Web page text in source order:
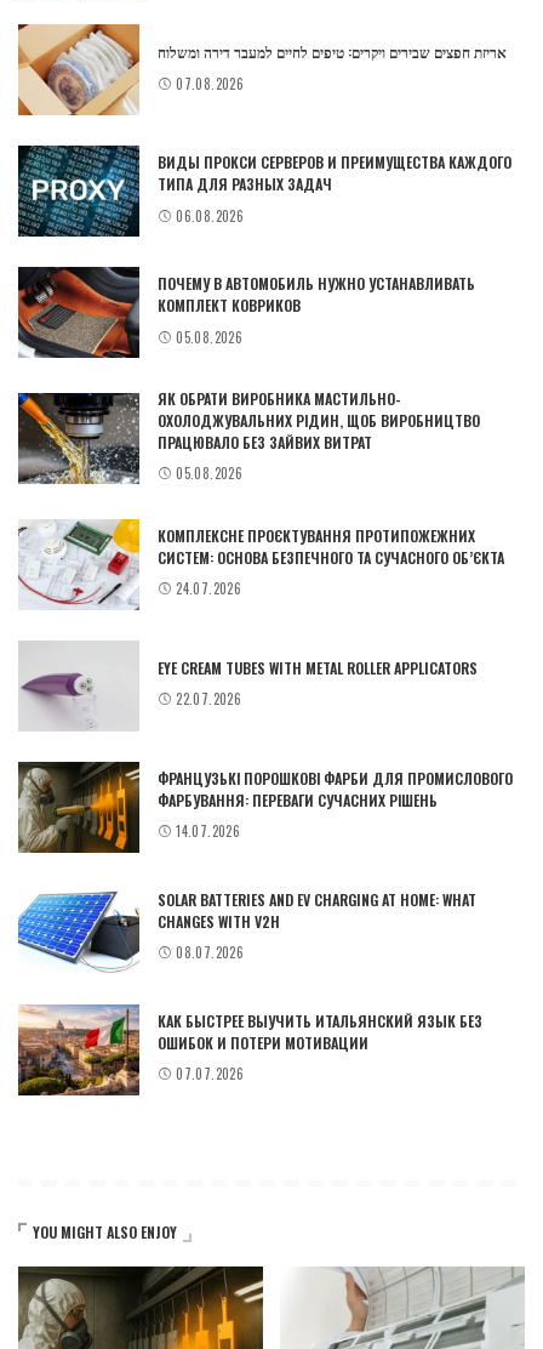
אריזת חפצים שבירים ויקרים: טיפים לחיים למעבר דירה ומשלוח
07.08.2026
ВИДЫ ПРОКСИ СЕРВЕРОВ И ПРЕИМУЩЕСТВА КАЖДОГО
ТИПА ДЛЯ РАЗНЫХ ЗАДАЧ
06.08.2026
ПОЧЕМУ В АВТОМОБИЛЬ НУЖНО УСТАНАВЛИВАТЬ
КОМПЛЕКТ КОВРИКОВ
05.08.2026
ЯК ОБРАТИ ВИРОБНИКА МАСТИЛЬНО-
ОХОЛОДЖУВАЛЬНИХ РІДИН, ЩОБ ВИРОБНИЦТВО
ПРАЦЮВАЛО БЕЗ ЗАЙВИХ ВИТРАТ
05.08.2026
КОМПЛЕКСНЕ ПРОЄКТУВАННЯ ПРОТИПОЖЕЖНИХ
СИСТЕМ: ОСНОВА БЕЗПЕЧНОГО ТА СУЧАСНОГО ОБ’ЄКТА
24.07.2026
EYE CREAM TUBES WITH METAL ROLLER APPLICATORS
22.07.2026
ФРАНЦУЗЬКІ ПОРОШКОВІ ФАРБИ ДЛЯ ПРОМИСЛОВОГО
ФАРБУВАННЯ: ПЕРЕВАГИ СУЧАСНИХ РІШЕНЬ
14.07.2026
SOLAR BATTERIES AND EV CHARGING AT HOME: WHAT
CHANGES WITH V2H
08.07.2026
КАК БЫСТРЕЕ ВЫУЧИТЬ ИТАЛЬЯНСКИЙ ЯЗЫК БЕЗ
ОШИБОК И ПОТЕРИ МОТИВАЦИИ
07.07.2026
YOU MIGHT ALSO ENJOY